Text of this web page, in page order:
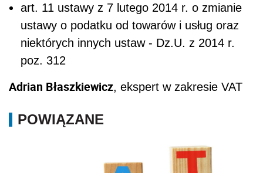
art. 11 ustawy z 7 lutego 2014 r. o zmianie
ustawy o podatku od towarów i usług oraz
niektórych innych ustaw - Dz.U. z 2014 r.
poz. 312
Adrian Błaszkiewicz, ekspert w zakresie VAT
POWIĄZANE